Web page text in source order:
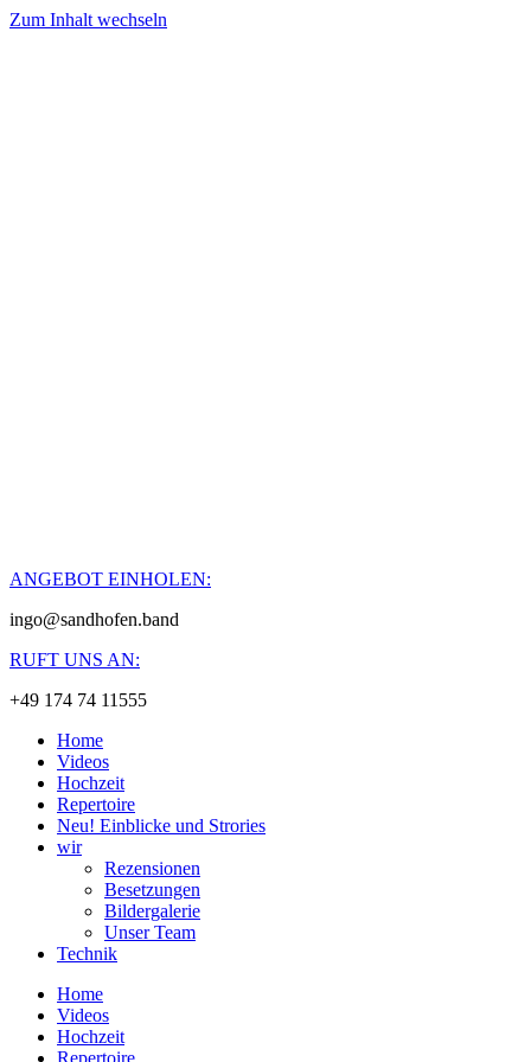
Zum Inhalt wechseln
ANGEBOT EINHOLEN:
ingo@sandhofen.band
RUFT UNS AN:
+49 174 74 11555
Home
Videos
Hochzeit
Repertoire
Neu! Einblicke und Strories
wir
Rezensionen
Besetzungen
Bildergalerie
Unser Team
Technik
Home
Videos
Hochzeit
Repertoire